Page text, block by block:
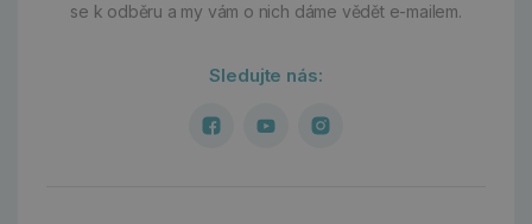
se k odběru a my vám o nich dáme vědět e-mailem.
Sledujte nás: